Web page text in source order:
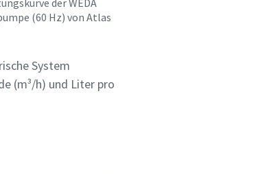
(60 Hz) von Atlas
System
(m³/h) und Liter pro